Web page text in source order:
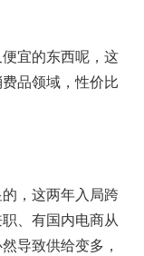
宜的东西呢，这
品领域，性价比
，这两年入局跨
、有国内电商从
导致供给变多，